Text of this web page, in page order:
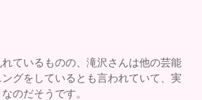
ているものの、滝沢さんは他の芸能
グをしているとも言われていて、実
のだそうです。